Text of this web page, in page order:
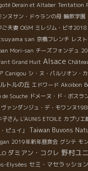
Derain et Altaber Tentation
ンヌサン・ドゥランの母 輪飲学園
ご夫妻 OGM ミレジム・ビオ2018
san 京橋フレンチ レス
Mori-san チーズフォンデュ
Grand Huit Alsace
Canigou シ・ヌ・パルリオン・
トルの丘 エドワード Akoibon
de Souche ドメーヌ・ド・ボスラ
ヴァンダンジュ・デ・モワンヌ
子さん L'AUNIS ETOILE カプリエ
ピュイ」
Taiwan Buvons
2019年新年昼食会 グシテ モ
ダミアン・コクレ 野村ユ
Elysées セミ・マセラッショ